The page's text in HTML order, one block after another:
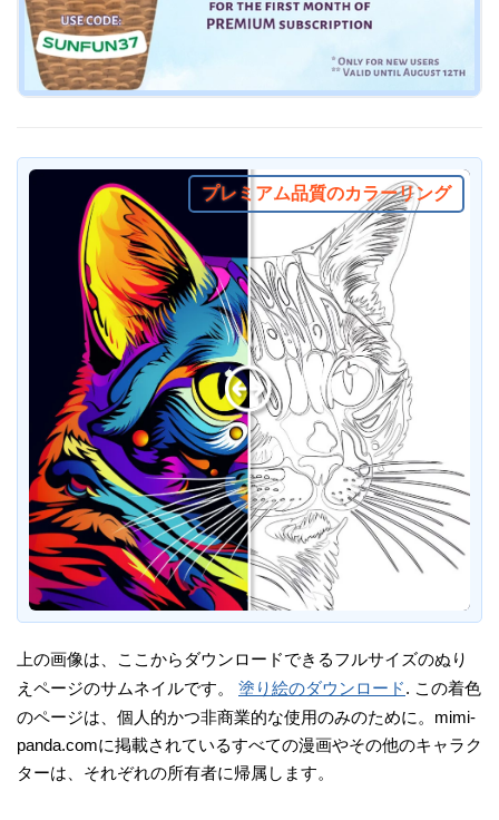
プレミアム品質のカラーリング
上の画像は、ここからダウンロードできるフルサイズのぬり
えページのサムネイルです。 塗り絵のダウンロード. この着色
のページは、個人的かつ非商業的な使用のみのために。mimi-
panda.comに掲載されているすべての漫画やその他のキャラク
ターは、それぞれの所有者に帰属します。